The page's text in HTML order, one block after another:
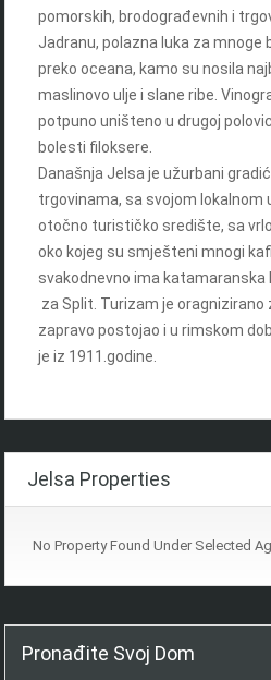
pomorskih, brodograđevnih i
Jadranu, polazna luka za mnoge
preko oceana, kamo su nosila
maslinovo ulje i slane ribe.
potpuno uništeno u drugoj
bolesti filoksere.
Današnja Jelsa je užurbani
trgovinama, sa svojom lokalnom
otočno turističko središte, sa
oko kojeg su smješteni mnogi
svakodnevno ima katamaranska
za Split. Turizam je oragnizirano
zapravo postojao i u rimskom
je iz 1911.godine.
Jelsa Properties
No Property Found Under Selected
Pronađite Svoj Dom